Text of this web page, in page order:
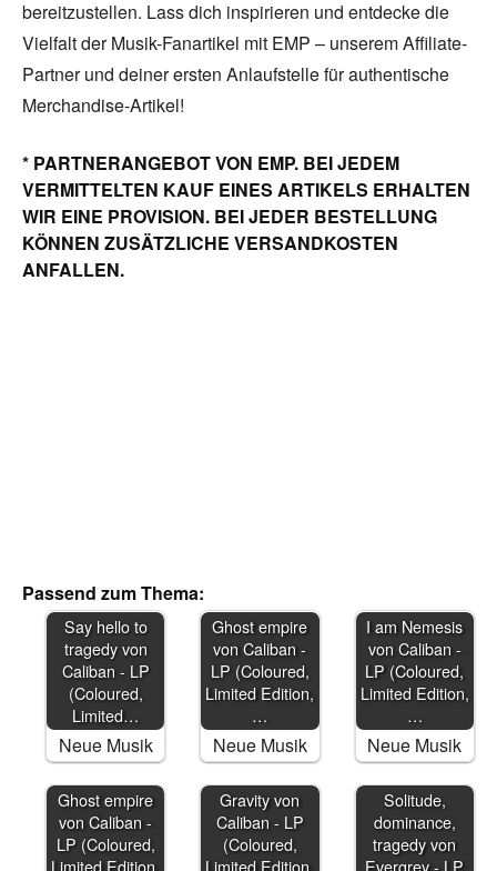
bereitzustellen. Lass dich inspirieren und entdecke die
Vielfalt der Musik-Fanartikel mit EMP – unserem Affiliate-
Partner und deiner ersten Anlaufstelle für authentische
Merchandise-Artikel!
* PARTNERANGEBOT VON EMP. BEI JEDEM
VERMITTELTEN KAUF EINES ARTIKELS ERHALTEN
WIR EINE PROVISION. BEI JEDER BESTELLUNG
KÖNNEN ZUSÄTZLICHE VERSANDKOSTEN
ANFALLEN.
Passend zum Thema:
Say hello to
tragedy von
Caliban - LP
(Coloured,
Limited…
Neue Musik
Ghost empire
von Caliban -
LP (Coloured,
Limited Edition,
…
Neue Musik
I am Nemesis
von Caliban -
LP (Coloured,
Limited Edition,
…
Neue Musik
Ghost empire
von Caliban -
LP (Coloured,
Limited Edition,
Gravity von
Caliban - LP
(Coloured,
Limited Edition,
Solitude,
dominance,
tragedy von
Evergrey - LP